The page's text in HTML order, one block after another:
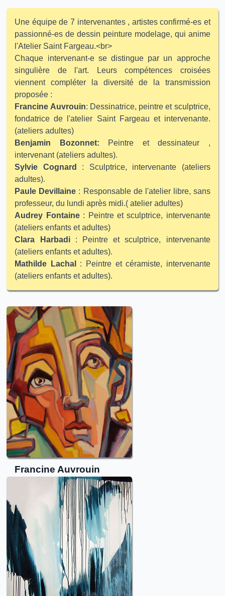
Une équipe de 7 intervenantes , artistes confirmé-es et
passionné-es de dessin peinture modelage, qui anime
l'Atelier Saint Fargeau.<br>
Chaque intervenant-e se distingue par un approche
singulière de l'art. Leurs compétences croisées
viennent compléter la diversité de la transmission
proposée :
Francine Auvrouin: Dessinatrice, peintre et sculptrice,
fondatrice de l'atelier Saint Fargeau et intervenante.
(ateliers adultes)
Benjamin Bozonnet: Peintre et dessinateur ,
intervenant (ateliers adultes).
Sylvie Cognard
: Sculptrice, intervenante (ateliers
adultes).
Paule Devillaine : Responsable de l'atelier libre, sans
professeur, du lundi après midi.( atelier adultes)
Audrey Fontaine: Peintre et sculptrice, intervenante
(ateliers enfants et adultes)
Clara Harbadi: Peintre et sculptrice, intervenante
(ateliers enfants et adultes).
Mathilde Lachal
: Peintre et céramiste, intervenante
(ateliers enfants et adultes).
Francine Auvrouin